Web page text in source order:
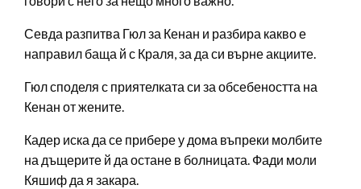
Севда разпитва Гюл за Кенан и разбира какво е
направил баща й с Краля, за да си върне акциите.
Гюл споделя с приятелката си за обсебеността на
Кенан от жените.
Кадер иска да се прибере у дома въпреки молбите
на дъщерите й да остане в болницата. Фади моли
Кяшиф да я закара.